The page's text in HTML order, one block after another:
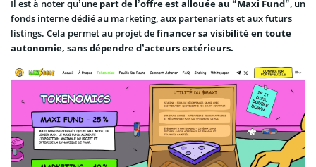
Il est à noter qu’une part de l’offre est allouée au “Maxi Fund”, un
fonds interne dédié au marketing, aux partenariats et aux futurs
listings. Cela permet au projet definancer sa visibilité en toute
autonomie, sans dépendre d’acteurs extérieurs.